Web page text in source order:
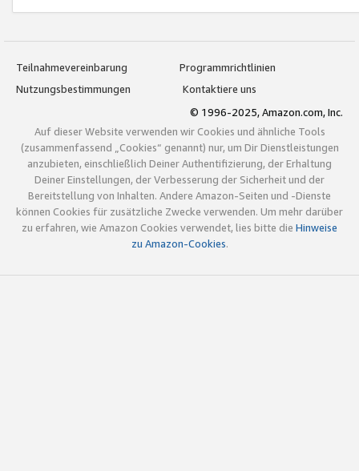
Teilnahmevereinbarung
Programmrichtlinien
Nutzungsbestimmungen
Kontaktiere uns
© 1996-2025, Amazon.com, Inc.
Auf dieser Website verwenden wir Cookies und ähnliche Tools
(zusammenfassend „Cookies“ genannt) nur, um Dir Dienstleistungen
anzubieten, einschließlich Deiner Authentifizierung, der Erhaltung
Deiner Einstellungen, der Verbesserung der Sicherheit und der
Bereitstellung von Inhalten. Andere Amazon-Seiten und -Dienste
können Cookies für zusätzliche Zwecke verwenden. Um mehr darüber
zu erfahren, wie Amazon Cookies verwendet, lies bitte die Hinweise
zu Amazon-Cookies.